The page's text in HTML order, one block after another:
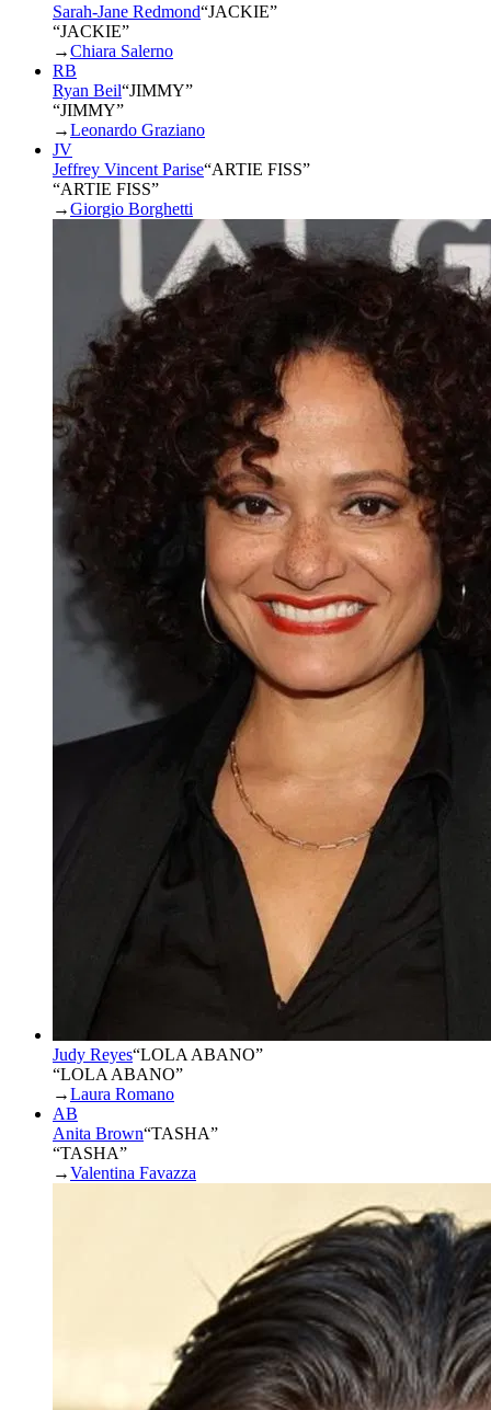
Sarah-Jane Redmond“JACKIE”
“JACKIE”
→Chiara Salerno
RB
Ryan Beil“JIMMY”
“JIMMY”
→Leonardo Graziano
JV
Jeffrey Vincent Parise“ARTIE FISS”
“ARTIE FISS”
→Giorgio Borghetti
Judy Reyes“LOLA ABANO”
“LOLA ABANO”
→Laura Romano
AB
Anita Brown“TASHA”
“TASHA”
→Valentina Favazza